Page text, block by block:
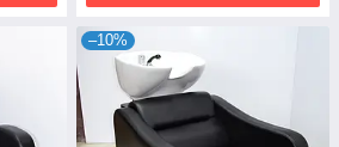
–10%